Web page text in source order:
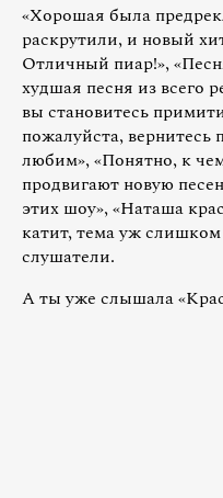
«Хорошая была
раскрутили, и новый
Отличный пиар!»,
худшая песня из всего
вы становитесь
пожалуйста,
любим», «Понятно, к
продвигают новую
этих шоу», «Наташа
катит, тема уж
слушатели.
А ты уже слышала